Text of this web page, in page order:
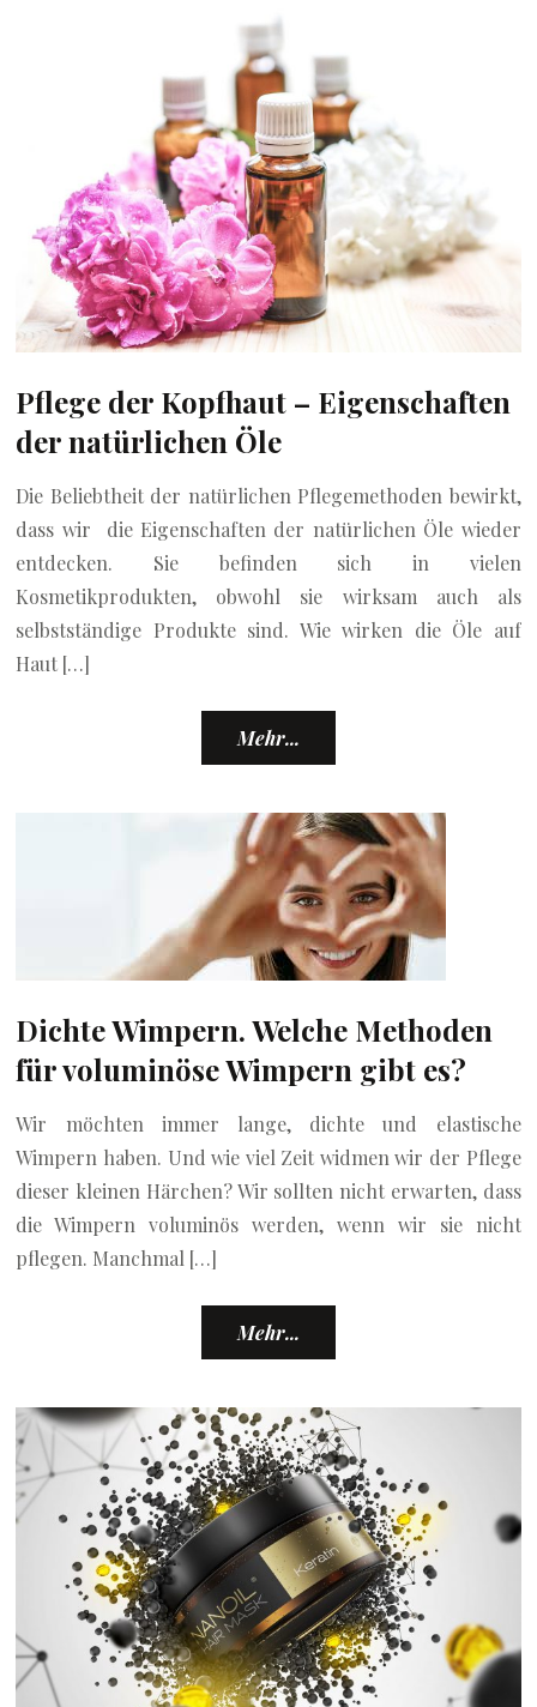
Pflege der Kopfhaut – Eigenschaften
der natürlichen Öle
Die Beliebtheit der natürlichen Pflegemethoden bewirkt,
dass wir die Eigenschaften der natürlichen Öle wieder
entdecken. Sie befinden sich in vielen
Kosmetikprodukten, obwohl sie wirksam auch als
selbstständige Produkte sind. Wie wirken die Öle auf
Haut […]
Mehr...
Dichte Wimpern. Welche Methoden
für voluminöse Wimpern gibt es?
Wir möchten immer lange, dichte und elastische
Wimpern haben. Und wie viel Zeit widmen wir der Pflege
dieser kleinen Härchen? Wir sollten nicht erwarten, dass
die Wimpern voluminös werden, wenn wir sie nicht
pflegen. Manchmal […]
Mehr...